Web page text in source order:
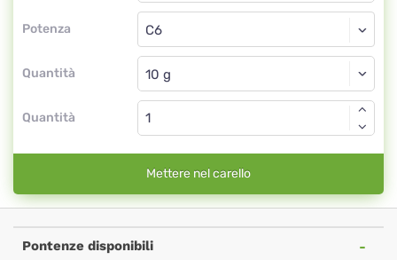
Potenza
Globuli
C6
Quantità
Globuli
Quantità
Mettere nel carello
Pontenze disponibili